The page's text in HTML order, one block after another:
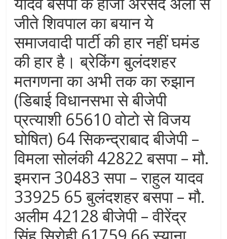
जीते शिवपाल का बयान ये
समाजवादी पार्टी की हार नहीं घमंड
की हार है। ब्रेकिंग बुलंदशहर
मतगणना का अभी तक का रुझान
(डिबाई विधानसभा से बीजेपी
प्रत्याशी 65610 वोटो से विजय
घोषित) 64 सिकन्द्राबाद बीजेपी –
विमला सोलंकी 42822 बसपा – मौ.
इमरान 30483 सपा – राहुल यादव
33925 65 बुलंदशहर बसपा – मौ.
अलीम 42128 बीजेपी – वीरेंद्र